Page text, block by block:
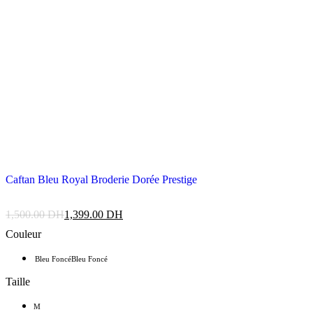
Caftan Bleu Royal Broderie Dorée Prestige
1,500.00DH1,399.00 DH
Couleur
Bleu FoncéBleu Foncé
Taille
M